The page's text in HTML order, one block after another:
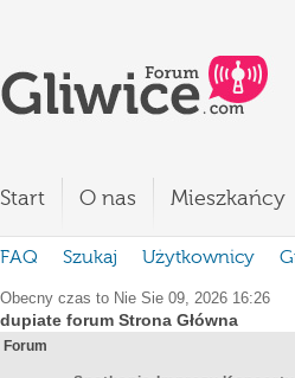
Start O nas Mieszkańcy
FAQ Szukaj Użytkownicy
Obecny czas to Nie Sie 09, 2026 16:26
dupiate forum Strona Główna
Forum